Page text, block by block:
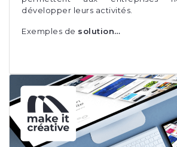
développer leurs activités.
Exemples de solution…